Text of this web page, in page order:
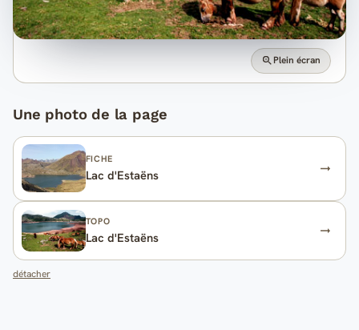
Plein écran
Une photo de la page
FICHE
Lac d'Estaëns
TOPO
Lac d'Estaëns
détacher